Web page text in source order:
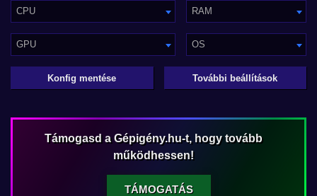
CPU RAM
GPU OS
Konfig mentése További beállítások
Támogasd a Gépigény.hu-t, hogy tovább
működhessen!
TÁMOGATÁS